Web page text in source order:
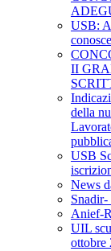
USB:
II
della
USB
News
Anief-
UIL
ottobre